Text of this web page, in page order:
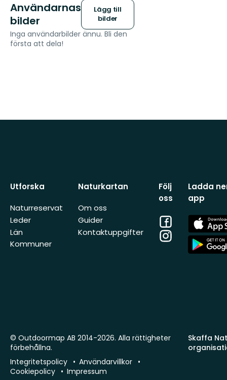
Användarnas
bilder
Lägg till
bilder
Inga användarbilder ännu. Bli den
första att dela!
Utforska
Naturreservat
Leder
Län
Kommuner
Naturkartan
Om oss
Guider
Kontaktuppgifter
Följ
oss
Facebook
Instagram
Ladda
app
App
Store
App
Store
Skaffa
© Outdoormap AB 2014-2026. Alla rättigheter
förbehållna.
Integritetspolicy
Användarvillkor
Cookiepolicy
Impressum